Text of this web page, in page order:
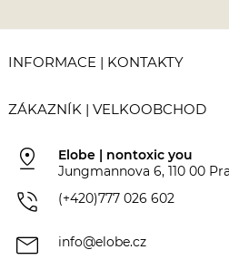
INFORMACE | KONTAKTY
ZÁKAZNÍK | VELKOOBCHOD
pin_drop
Elobe | nontoxic you
Jungmannova 6, 110 00
phone_in_talk (+420)777 026 602
mail info@elobe.cz